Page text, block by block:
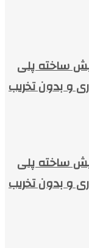
ساخته پلی
و بدون تخریب
ساخته پلی
و بدون تخریب